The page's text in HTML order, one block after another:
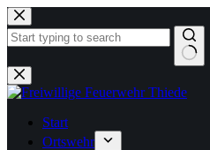
Zum
Inhalt
springen
Keine
Ergebnisse
Start
Ortswehr